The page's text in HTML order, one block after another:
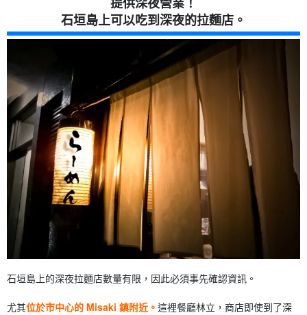
石垣島上可以吃到深夜的拉麵店。
石垣島上的深夜拉麵店數量有限，因此必須事先確認資訊。
尤其位於市中心的 Misaki 鎮附近。 這裡餐廳林立，商店即使到了深